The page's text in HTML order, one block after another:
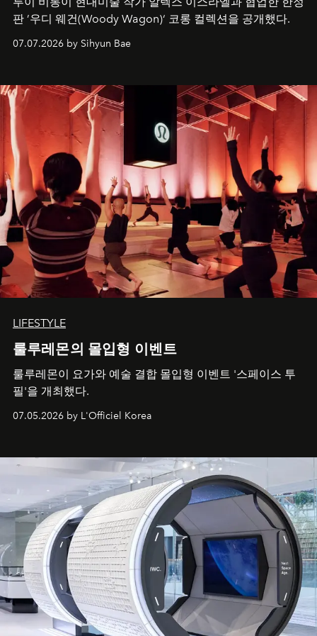
판 ’우디 웨건(Woody Wagon)‘ 코롱 컬렉션을 공개했다.
07.07.2026 by Sihyun Bae
LIFESTYLE
룰루레몬의 몰입형 이벤트
룰루레몬이 요가와 예술 결합 몰입형 이벤트 '스페이스 투
필'을 개최했다.
07.05.2026 by L'Officiel Korea